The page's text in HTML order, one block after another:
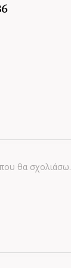
θα σχολιάσω.